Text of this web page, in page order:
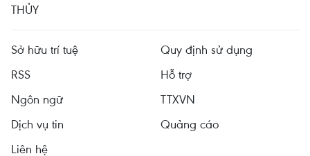
THỦY
Sở hữu trí tuệ
Quy định sử dụng
RSS
Hỗ trợ
Ngôn ngữ
TTXVN
Dịch vụ tin
Quảng cáo
Liên hệ